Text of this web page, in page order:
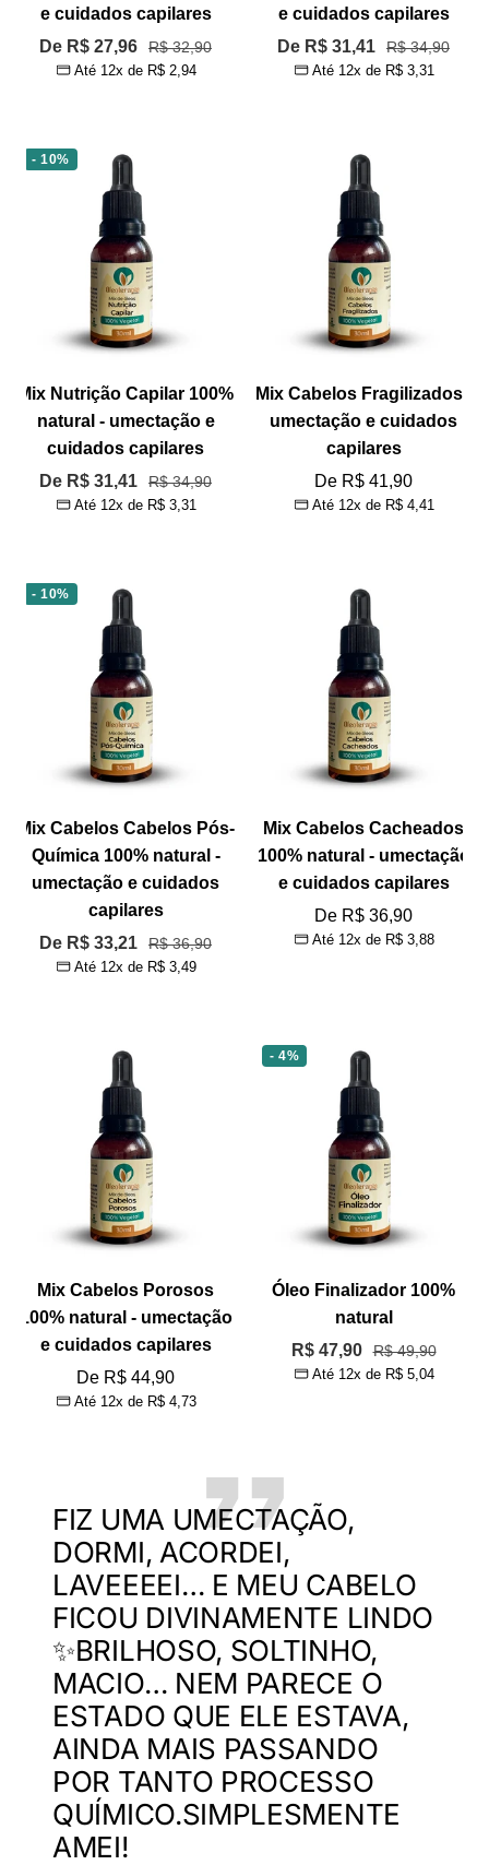
e cuidados capilares
Preço
promocional
De R$ 27,96
Preço
normal
R$ 32,90
Até 12x de R$ 2,94
e cuidados capilares
Preço
promocional
De R$ 31,41
Preço
normal
R$ 34,90
Até 12x de R$ 3,31
- 10%
Mix Nutrição Capilar 100%
natural - umectação e
cuidados capilares
Preço
promocional
De R$ 31,41
Preço
normal
R$ 34,90
Até 12x de R$ 3,31
Mix Cabelos Fragilizados -
umectação e cuidados
capilares
Preço
promocional
De R$ 41,90
Até 12x de R$ 4,41
- 10%
Mix Cabelos Cabelos Pós-
Química 100% natural -
umectação e cuidados
capilares
Preço
promocional
De R$ 33,21
Preço
normal
R$ 36,90
Até 12x de R$ 3,49
Mix Cabelos Cacheados
100% natural - umectação
e cuidados capilares
Preço
promocional
De R$ 36,90
Até 12x de R$ 3,88
Mix Cabelos Porosos
100% natural - umectação
e cuidados capilares
Preço
promocional
De R$ 44,90
Até 12x de R$ 4,73
- 4%
Óleo Finalizador 100%
natural
Preço
promocional
R$ 47,90 Preço
normal
R$ 49,90
Até 12x de R$ 5,04
FIZ UMA UMECTAÇÃO,
DORMI, ACORDEI,
LAVEEEEI… E MEU CABELO
FICOU DIVINAMENTE LINDO
✨BRILHOSO, SOLTINHO,
MACIO… NEM PARECE O
ESTADO QUE ELE ESTAVA,
AINDA MAIS PASSANDO
POR TANTO PROCESSO
QUÍMICO.SIMPLESMENTE
AMEI!